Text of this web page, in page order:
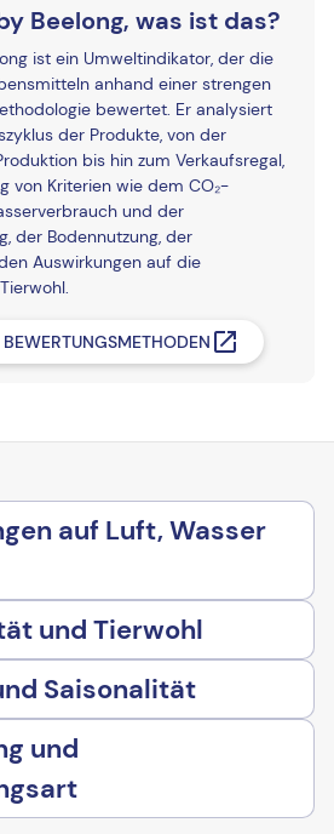
Beelong, was ist das?
ist ein Umweltindikator, der die
anhand einer strengen
bewertet. Er analysiert
der Produkte, von der
bis hin zum Verkaufsregal,
von Kriterien wie dem CO₂-
und der
der Bodennutzung, der
Auswirkungen auf die
auf Luft, Wasser
und Tierwohl
Saisonalität
und